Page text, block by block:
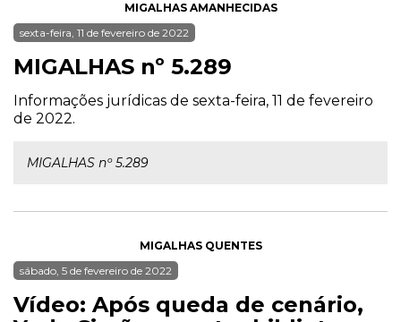
MIGALHAS AMANHECIDAS
sexta-feira, 11 de fevereiro de 2022
MIGALHAS nº 5.289
Informações jurídicas de sexta-feira, 11 de fevereiro
de 2022.
MIGALHAS nº 5.289
MIGALHAS QUENTES
sábado, 5 de fevereiro de 2022
Vídeo: Após queda de cenário,